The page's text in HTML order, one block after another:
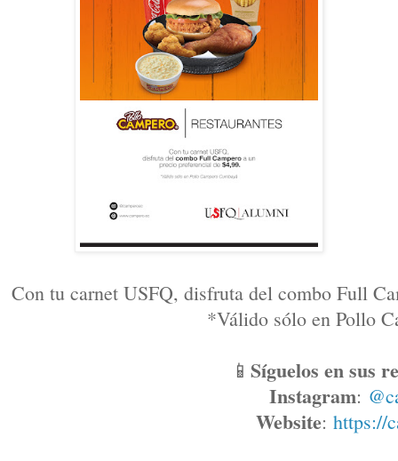
Con tu carnet USFQ, disfruta del combo Full
*Válido sólo en Pollo
📱 Síguelos en sus
Instagram:
Website: https://